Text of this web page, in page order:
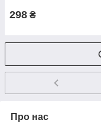
298 ₴
Про нас